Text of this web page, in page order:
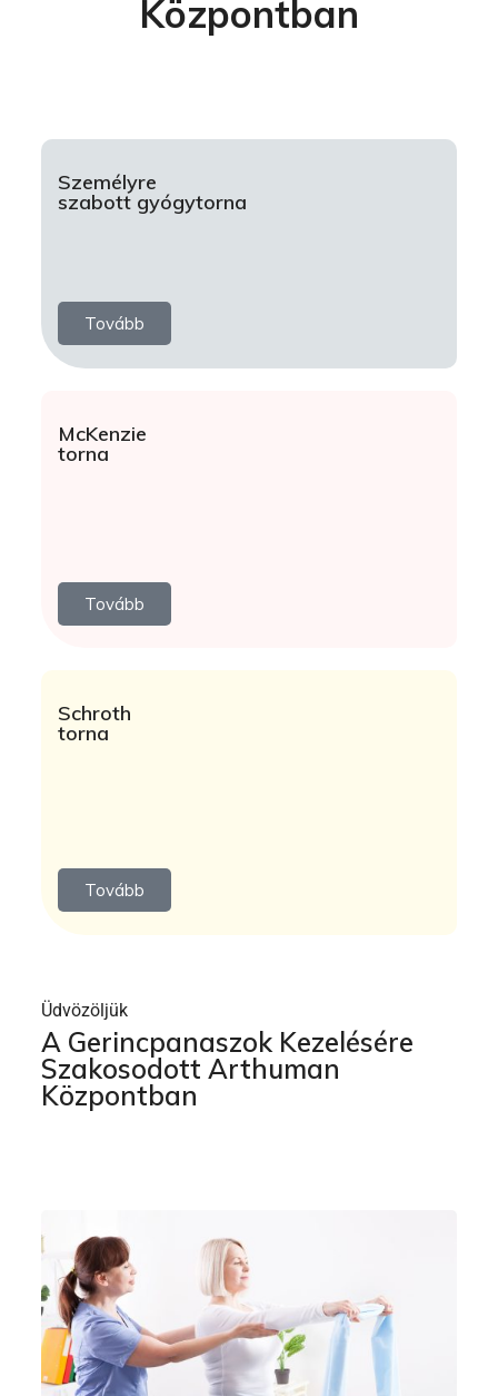
Központban
Személyre
szabott gyógytorna
Tovább
McKenzie
torna
Tovább
Schroth
torna
Tovább
Üdvözöljük
A Gerincpanaszok Kezelésére
Szakosodott Arthuman
Központban